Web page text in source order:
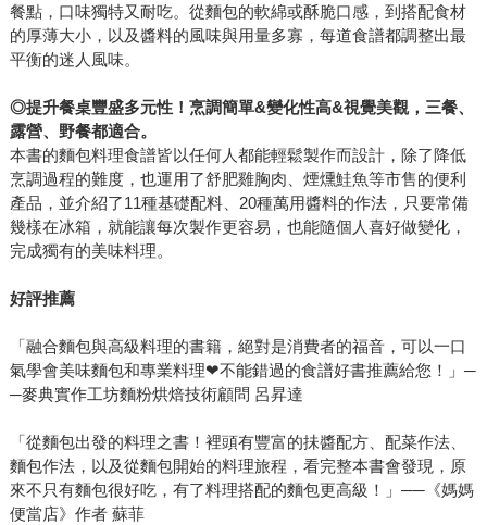
餐點，口味獨特又耐吃。從麵包的軟綿或酥脆口感，到搭配食材
的厚薄大小，以及醬料的風味與用量多寡，每道食譜都調整出最
平衡的迷人風味。
◎提升餐桌豐盛多元性！烹調簡單&變化性高&視覺美觀，三餐、
露營、野餐都適合。
本書的麵包料理食譜皆以任何人都能輕鬆製作而設計，除了降低
烹調過程的難度，也運用了舒肥雞胸肉、煙燻鮭魚等市售的便利
產品，並介紹了11種基礎配料、20種萬用醬料的作法，只要常備
幾樣在冰箱，就能讓每次製作更容易，也能隨個人喜好做變化，
完成獨有的美味料理。
好評推薦
「融合麵包與高級料理的書籍，絕對是消費者的福音，可以一口
氣學會美味麵包和專業料理❤不能錯過的食譜好書推薦給您！」─
─麥典實作工坊麵粉烘焙技術顧問 呂昇達
「從麵包出發的料理之書！裡頭有豐富的抺醬配方、配菜作法、
麵包作法，以及從麵包開始的料理旅程，看完整本書會發現，原
來不只有麵包很好吃，有了料理搭配的麵包更高級！」──《媽媽
便當店》作者 蘇菲